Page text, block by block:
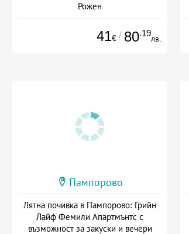
Рожен
41€ / 80.19
лв.
Пампорово
Лятна почивка в Пампорово: Грийн
Лайф Фемили Апартмънтс с
възможност за закуски и вечери